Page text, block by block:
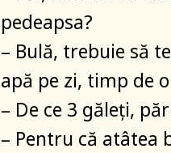
pedeapsa?
– Bulă, trebuie să
apă pe zi, timp de
– De ce 3 găleți,
– Pentru că atâtea